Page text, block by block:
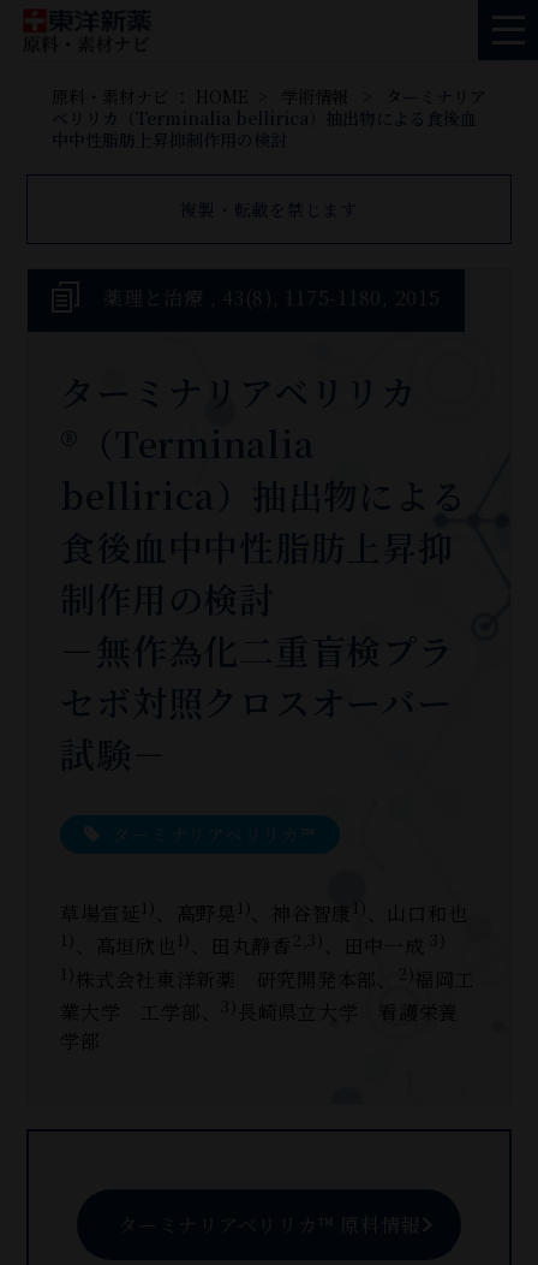
原料・素材ナビ ： HOME 学術情報
ターミナリア
ベリリカ（Terminalia bellirica）抽出物による食後血
中中性脂肪上昇抑制作用の検討
複製・転載を禁じます
ターミナリアベリリカ™
草場宣延 1) 、髙野晃 1) 、神谷智康 、山口和也
1) 、髙垣欣也 1) 、田丸靜香 、田中一成
1)
株式会社東洋新薬 研究開発本部、
福岡工
業大学 工学部、
長崎県立大学 看護栄養
学部
薬理と治療 , 43(8), 1175-1180, 2015
ターミナリアベリリカ™ 原料情報